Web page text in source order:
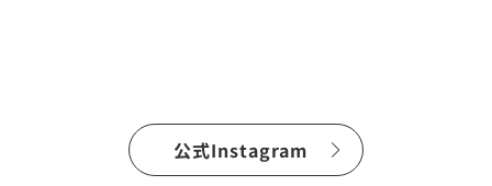
公式Instagram